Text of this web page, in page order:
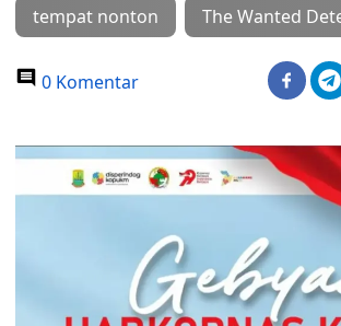
tempat nonton The Wanted
0 Komentar